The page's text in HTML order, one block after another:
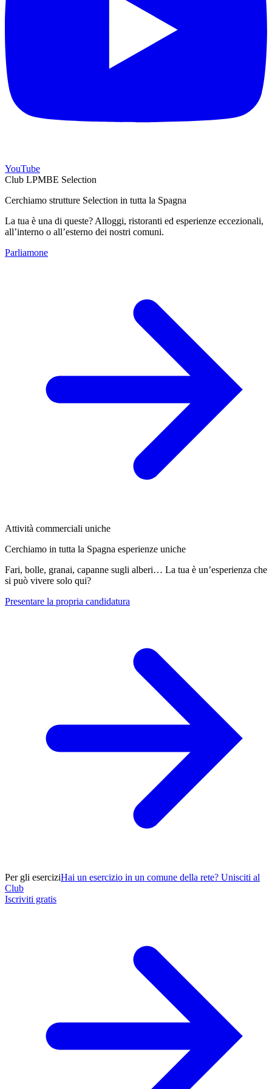
YouTube
Club LPMBE Selection
Cerchiamo strutture Selection in tutta la Spagna
La tua è una di queste? Alloggi, ristoranti ed esperienze eccezionali,
all’interno o all’esterno dei nostri comuni.
Parliamone
Attività commerciali uniche
Cerchiamo in tutta la Spagna esperienze uniche
Fari, bolle, granai, capanne sugli alberi… La tua è un’esperienza che
si può vivere solo qui?
Presentare la propria candidatura
Per gli eserciziHai un esercizio in un comune della rete? Unisciti al
Club
Iscriviti gratis